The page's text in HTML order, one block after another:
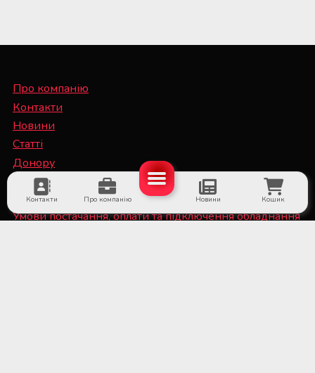
Контакти Про компанію Новини Кошик
Про компанію
Контакти
Новини
Статті
Донору
Спеціалісту
Умови постачання, оплати та підключення обладнання